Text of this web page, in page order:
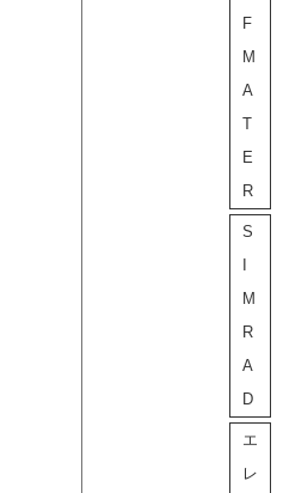
F
M
A
T
E
R
S
M
R
A
D
エ
レ